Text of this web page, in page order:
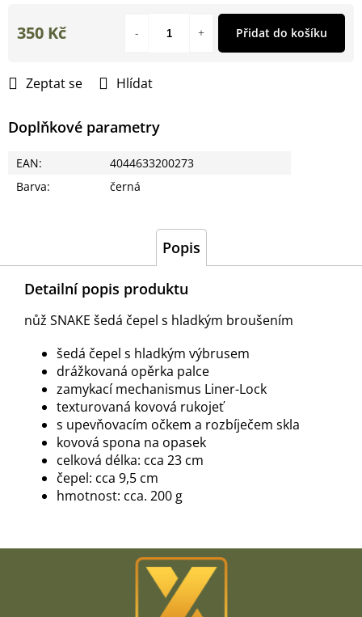
Zeptat se Hlídat
Doplňkové parametry
EAN:
4044633200273
Barva: černá
350 Kč Přidat do košíku
Popis
Detailní popis produktu
nůž SNAKE šedá čepel s hladkým broušením
šedá čepel s hladkým výbrusem
drážkovaná opěrka palce
zamykací mechanismus Liner-Lock
texturovaná kovová rukojeť
s upevňovacím očkem a rozbíječem skla
kovová spona na opasek
celková délka: cca 23 cm
čepel: cca 9,5 cm
hmotnost: cca. 200 g
Z